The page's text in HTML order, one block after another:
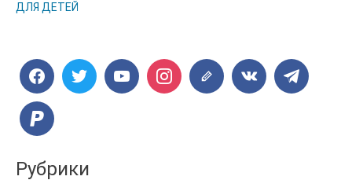
ДЛЯ ДЕТЕЙ
Рубрики